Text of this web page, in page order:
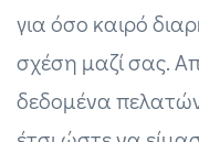
για όσο καιρό
σχέση μαζί σας.
δεδομένα